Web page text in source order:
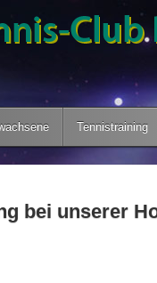
Tennistraining
bei unserer